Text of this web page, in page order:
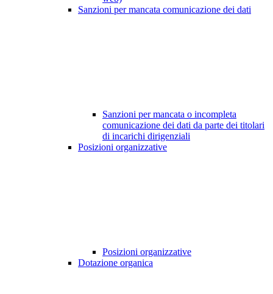
Sanzioni per mancata comunicazione dei dati
Sanzioni per mancata o incompleta
comunicazione dei dati da parte dei titolari
di incarichi dirigenziali
Posizioni organizzative
Posizioni organizzative
Dotazione organica